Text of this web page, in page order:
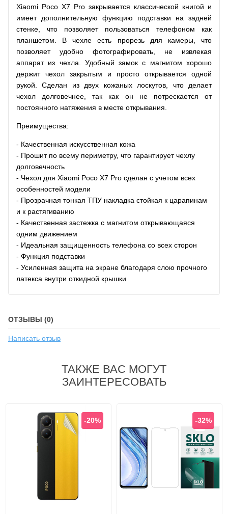
Xiaomi Poco X7 Pro закрывается классической книгой и
имеет дополнительную функцию подставки на задней
стенке, что позволяет пользоваться телефоном как
планшетом. В чехле есть прорезь для камеры, что
позволяет удобно фотографировать, не извлекая
аппарат из чехла. Удобный замок с магнитом хорошо
держит чехол закрытым и просто открывается одной
рукой. Сделан из двух кожаных лоскутов, что делает
чехол долговечнее, так как он не потрескается от
постоянного натяжения в месте открывания.
Преимущества:
- Качественная искусственная кожа
- Прошит по всему периметру, что гарантирует чехлу
долговечность
- Чехол для Xiaomi Poco X7 Pro сделан с учетом всех
особенностей модели
- Прозрачная тонкая ТПУ накладка стойкая к царапинам
и к растягиванию
- Качественная застежка с магнитом открывающаяся
одним движением
- Идеальная защищенность телефона со всех сторон
- Функция подставки
- Усиленная защита на экране благодаря слою прочного
латекса внутри откидной крышки
ОТЗЫВЫ (0)
Написать отзыв
ТАКЖЕ ВАС МОГУТ
ЗАИНТЕРЕСОВАТЬ
-20% -32%